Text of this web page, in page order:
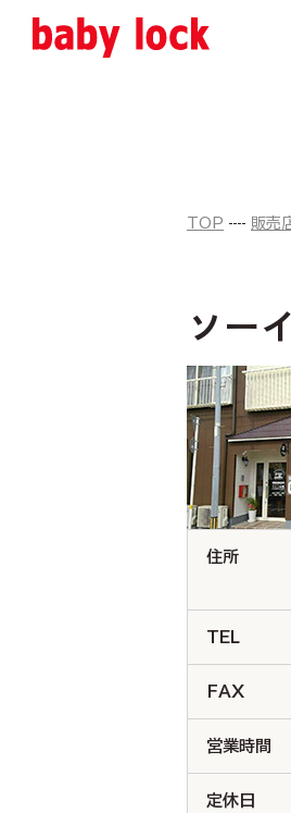
TOP 販売
ソー
住所
TEL
FAX
営業時間
定休日